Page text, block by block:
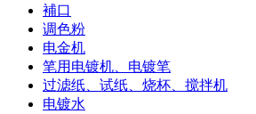
補口
调色粉
电金机
笔用电镀机、电镀笔
过滤纸、试纸、烧杯、搅拌机
电镀水